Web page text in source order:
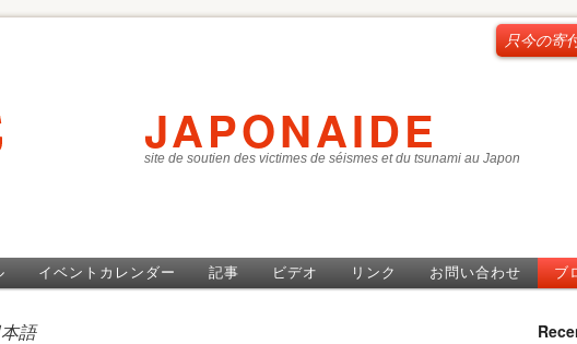
JAPONAIDE
site de soutien des victimes de séismes et du tsunami au Japon
只今の寄
イベントカレンダー 記事 ビデオ リンク お問い合わせ ブ
本語